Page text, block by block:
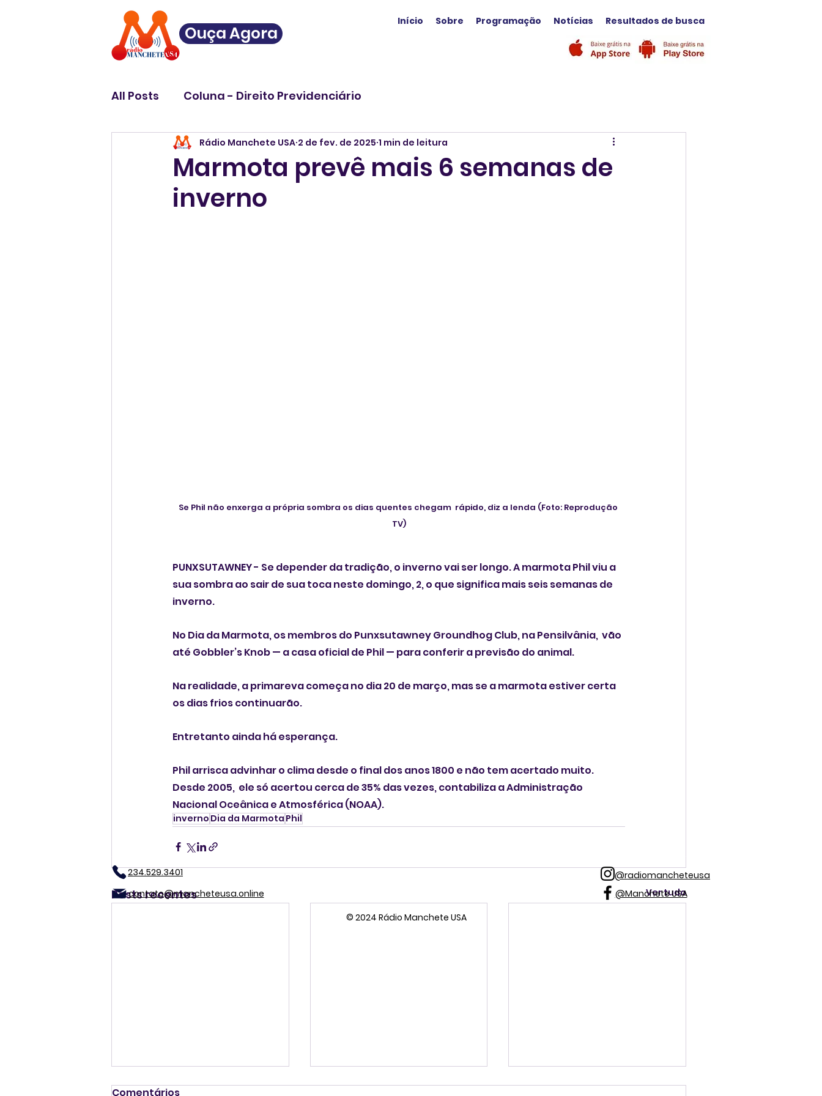
Ouça Agora
Início Sobre Programação Notícias Resultados de busca
All Posts Coluna - Direito Previdenciário
Marmota prevê mais 6 semanas de
inverno
Rádio Manchete USA 2 de fev. de 2025 1 min de leitura
Se Phil não enxerga a própria sombra os dias quentes chegam  rápido, diz a lenda (Foto: Reprodução
TV)
PUNXSUTAWNEY - Se depender da tradição, o inverno vai ser longo. A marmota Phil viu a
sua sombra ao sair de sua toca neste domingo, 2, o que significa mais seis semanas de
inverno.
No Dia da Marmota, os membros do Punxsutawney Groundhog Club, na Pensilvânia,  vão
até Gobbler’s Knob — a casa oficial de Phil — para conferir a previsão do animal.
Na realidade, a primareva começa no dia 20 de março, mas se a marmota estiver certa
os dias frios continuarão.
Entretanto ainda há esperança.
Phil arrisca advinhar o clima desde o final dos anos 1800 e não tem acertado muito.
Desde 2005,  ele só acertou cerca de 35% das vezes, contabiliza a Administração
Nacional Oceânica e Atmosférica (NOAA).
inverno Dia da Marmota Phil
Posts recentes Ver tudo
Comentários
234.529.3401
contato@mancheteusa.online
@radiomancheteusa
@Manchete USA
© 2024 Rádio Manchete USA